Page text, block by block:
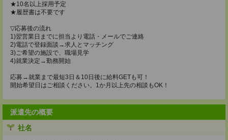
★10名以上採用予定
★履歴書は不要です
▽応募後の流れ
1)翌営業日までに担当より電話・メールでご連絡
2)電話で登録面談→求人とマッチング
3)ご希望の施設で、職場見学
4)就業決定→勤務開始
応募→就業まで最短3日＆10日後に給料GETも可！
開始希望日はご相談ください。1か月以上先の相談もOK！
派遣先の概要
社名